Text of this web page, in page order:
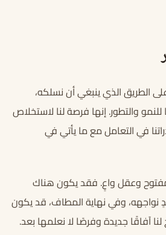
الطريق الذي ينبغي أن نسلكه،
والتطور. إنها فرصة لنا لاستخلاص
في التعامل مع ما يأتي في
مفتوح وعقل واعٍ. فقد يكون هناك
وفي نهاية المطاف، قد يكون
آفاقًا جديدة وفرصًا لا نعلمها بعد.